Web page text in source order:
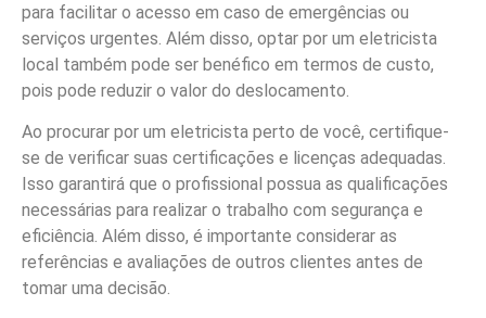
para facilitar o acesso em caso de emergências ou
serviços urgentes. Além disso, optar por um eletricista
local também pode ser benéfico em termos de custo,
pois pode reduzir o valor do deslocamento.
Ao procurar por um eletricista perto de você, certifique-
se de verificar suas certificações e licenças adequadas.
Isso garantirá que o profissional possua as qualificações
necessárias para realizar o trabalho com segurança e
eficiência. Além disso, é importante considerar as
referências e avaliações de outros clientes antes de
tomar uma decisão.